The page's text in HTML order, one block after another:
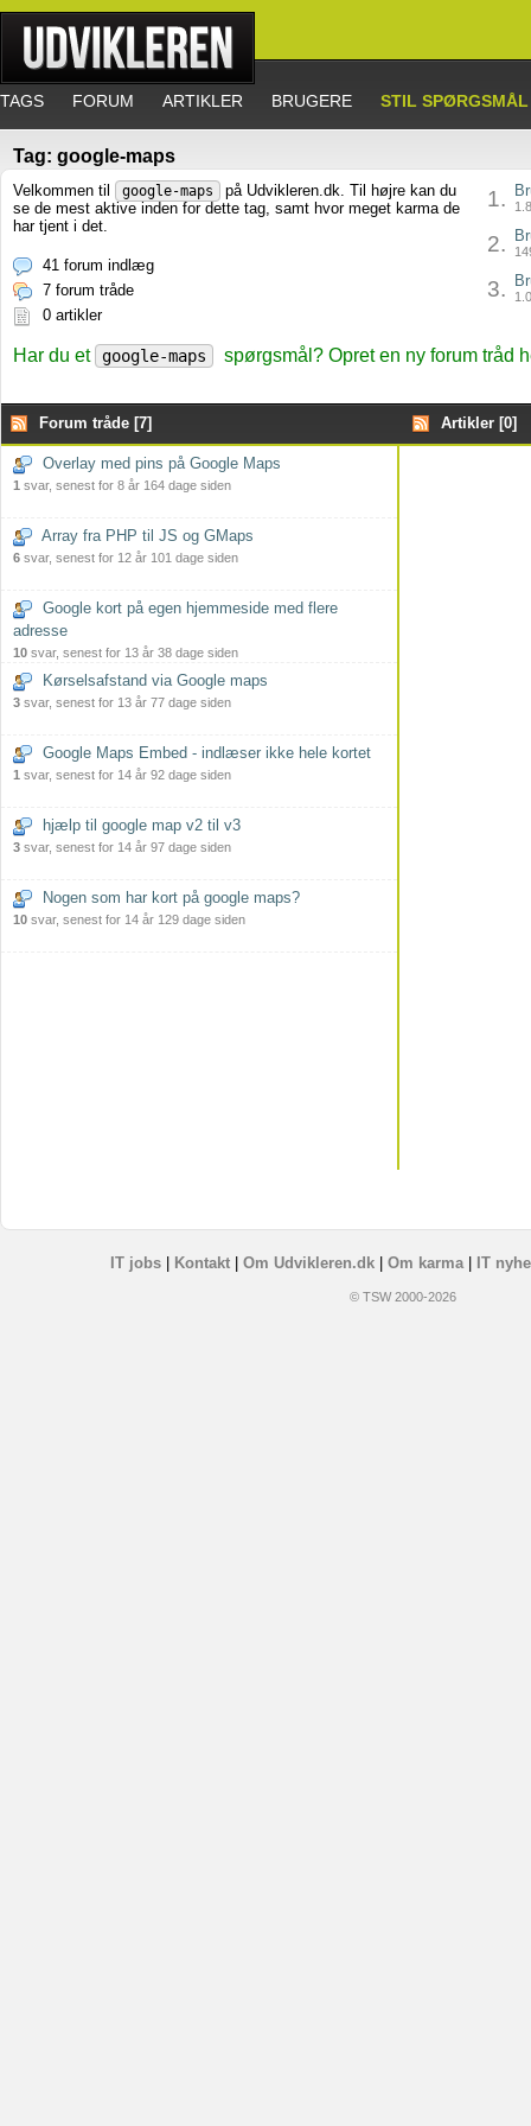
TAGS FORUM ARTIKLER BRUGERE STIL SPØRGSMÅL
Tag: google-maps
Velkommen til google-maps
på Udvikleren.dk. Til højre kan du
se de mest aktive inden for dette tag, samt hvor meget karma de
har tjent i det.
41 forum indlæg
7 forum tråde
0 artikler
1.
2.
3.
Har du et google-maps spørgsmål? Opret en ny forum tråd
Forum tråde [7] Artikler [0]
Overlay med pins på Google Maps
1 svar, senest for 8 år 164 dage siden
Array fra PHP til JS og GMaps
6 svar, senest for 12 år 101 dage siden
Google kort på egen hjemmeside med flere
adresse
10 svar, senest for 13 år 38 dage siden
Kørselsafstand via Google maps
3 svar, senest for 13 år 77 dage siden
Google Maps Embed - indlæser ikke hele kortet
1 svar, senest for 14 år 92 dage siden
hjælp til google map v2 til v3
3 svar, senest for 14 år 97 dage siden
Nogen som har kort på google maps?
10 svar, senest for 14 år 129 dage siden
IT jobs| Kontakt| Om Udvikleren.dk| Om karma| IT
© TSW 2000-2026